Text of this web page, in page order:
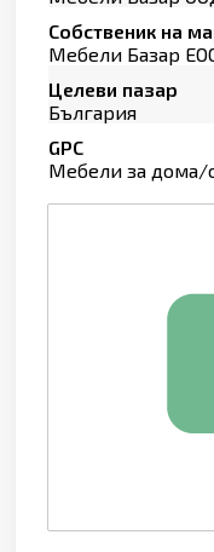
Собственик на
Мебели Базар
Целеви пазар
България
GPC
Мебели за дома/